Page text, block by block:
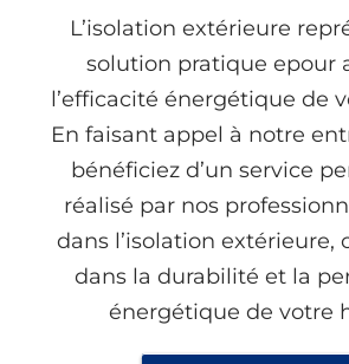
L’isolation extérieure
solution pratique epour
l’efficacité énergétique de
En faisant appel à notre
bénéficiez d’un service
réalisé par nos
dans l’isolation extérieure,
dans la durabilité et la
énergétique de votre